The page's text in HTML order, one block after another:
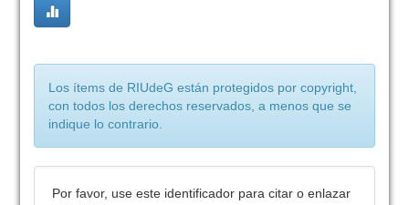
Los ítems de RIUdeG están protegidos por copyright,
con todos los derechos reservados, a menos que se
indique lo contrario.
Por favor, use este identificador para citar o enlazar